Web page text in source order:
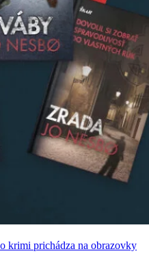
krimi prichádza na obrazovky